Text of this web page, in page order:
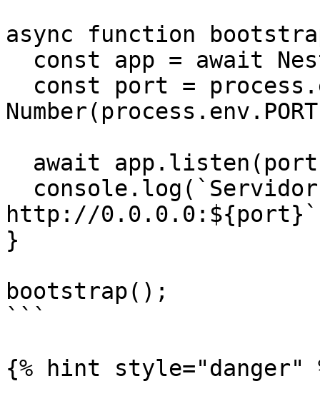
async function
http://
}
bootstrap();
```
{% hint style="danger"